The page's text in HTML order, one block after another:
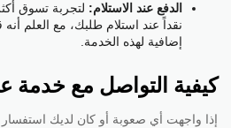
الدفع عند الاستلام: لتجربة تسوق
نقداً عند استلام طلبك، مع العلم
إضافية لهذه الخدمة.
كيفية التواصل مع خدمة
إذا واجهت أي صعوبة أو كان لديك